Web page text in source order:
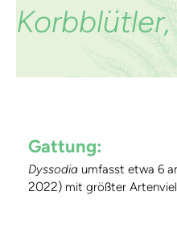
Gattung:
Dyssodia umfasst etwa 6
2022) mit größter